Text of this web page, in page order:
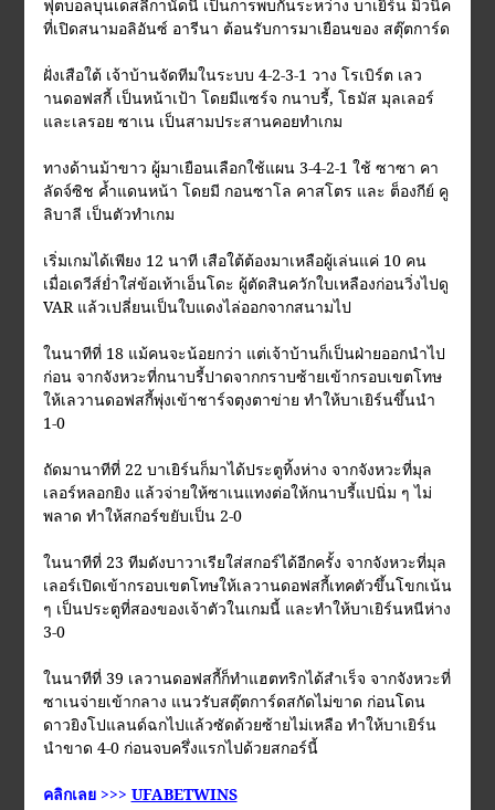
ฟุตบอลบุนเดสลีกานัดนี้ เป็นการพบกันระหว่าง บาเยิร์น มิวนิค
ที่เปิดสนามอลิอันซ์ อารีนา ต้อนรับการมาเยือนของ สตุ๊ตการ์ด
ฝั่งเสือใต้ เจ้าบ้านจัดทีมในระบบ 4-2-3-1 วาง โรเบิร์ต เลว
านดอฟสกี้ เป็นหน้าเป้า โดยมีแซร์จ กนาบรี้, โธมัส มุลเลอร์
และเลรอย ซาเน เป็นสามประสานคอยทำเกม
ทางด้านม้าขาว ผู้มาเยือนเลือกใช้แผน 3-4-2-1 ใช้ ซาซา คา
ลัดจ์ซิช ค้ำแดนหน้า โดยมี กอนซาโล คาสโตร และ ต็องกีย์ คู
ลิบาลี เป็นตัวทำเกม
เริ่มเกมได้เพียง 12 นาที เสือใต้ต้องมาเหลือผู้เล่นแค่ 10 คน
เมื่อเดวีส์ย่ำใส่ข้อเท้าเอ็นโดะ ผู้ตัดสินควักใบเหลืองก่อนวิ่งไปดู
VAR แล้วเปลี่ยนเป็นใบแดงไล่ออกจากสนามไป
ในนาทีที่ 18 แม้คนจะน้อยกว่า แต่เจ้าบ้านก็เป็นฝ่ายออกนำไป
ก่อน จากจังหวะที่กนาบรี้ปาดจากกราบซ้ายเข้ากรอบเขตโทษ
ให้เลวานดอฟสกี้พุ่งเข้าชาร์จตุงตาข่าย ทำให้บาเยิร์นขึ้นนำ
1-0
ถัดมานาทีที่ 22 บาเยิร์นก็มาได้ประตูทิ้งห่าง จากจังหวะที่มุล
เลอร์หลอกยิง แล้วจ่ายให้ซาเนแทงต่อให้กนาบรี้แปนิ่ม ๆ ไม่
พลาด ทำให้สกอร์ขยับเป็น 2-0
ในนาทีที่ 23 ทีมดังบาวาเรียใส่สกอร์ได้อีกครั้ง จากจังหวะที่มุล
เลอร์เปิดเข้ากรอบเขตโทษให้เลวานดอฟสกี้เทคตัวขึ้นโขกเน้น
ๆ เป็นประตูที่สองของเจ้าตัวในเกมนี้ และทำให้บาเยิร์นหนีห่าง
3-0
ในนาทีที่ 39 เลวานดอฟสกี้ก็ทำแฮตทริกได้สำเร็จ จากจังหวะที่
ซาเนจ่ายเข้ากลาง แนวรับสตุ๊ตการ์ดสกัดไม่ขาด ก่อนโดน
ดาวยิงโปแลนด์ฉกไปแล้วซัดด้วยซ้ายไม่เหลือ ทำให้บาเยิร์น
นำขาด 4-0 ก่อนจบครึ่งแรกไปด้วยสกอร์นี้
คลิกเลย >>> UFABETWINS